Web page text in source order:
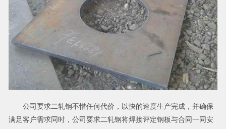
公司要求二轧钢不惜任何代价，以快的速度生产完成，并确保
满足客户需求同时，公司要求二轧钢将焊接评定钢板与合同一同安